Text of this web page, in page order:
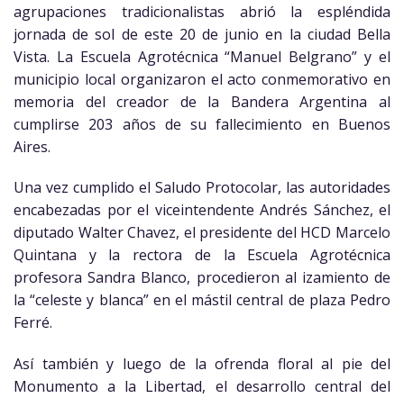
agrupaciones tradicionalistas abrió la espléndida
jornada de sol de este 20 de junio en la ciudad Bella
Vista. La Escuela Agrotécnica “Manuel Belgrano” y el
municipio local organizaron el acto conmemorativo en
memoria del creador de la Bandera Argentina al
cumplirse 203 años de su fallecimiento en Buenos
Aires.
Una vez cumplido el Saludo Protocolar, las autoridades
encabezadas por el viceintendente Andrés Sánchez, el
diputado Walter Chavez, el presidente del HCD Marcelo
Quintana y la rectora de la Escuela Agrotécnica
profesora Sandra Blanco, procedieron al izamiento de
la “celeste y blanca” en el mástil central de plaza Pedro
Ferré.
Así también y luego de la ofrenda floral al pie del
Monumento a la Libertad, el desarrollo central del